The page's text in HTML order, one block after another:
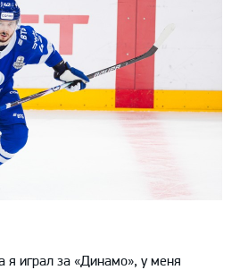
я играл за «Динамо», у меня